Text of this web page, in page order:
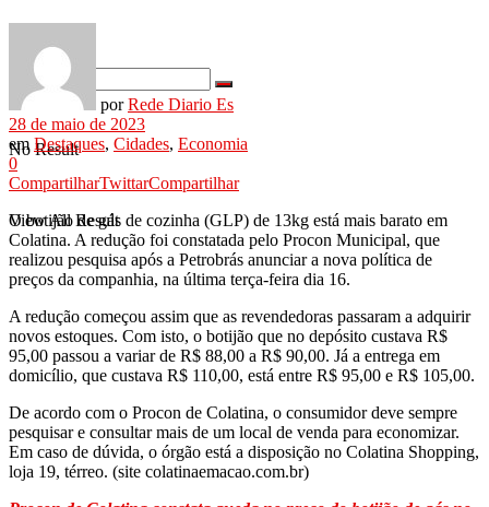
No Result
View All Result
por Rede Diario Es
28 de maio de 2023
em Destaques, Cidades, Economia
0
CompartilharTwittarCompartilhar
O botijão de gás de cozinha (GLP) de 13kg está mais barato em
Colatina. A redução foi constatada pelo Procon Municipal, que
realizou pesquisa após a Petrobrás anunciar a nova política de
preços da companhia, na última terça-feira dia 16.
A redução começou assim que as revendedoras passaram a adquirir
novos estoques. Com isto, o botijão que no depósito custava R$
95,00 passou a variar de R$ 88,00 a R$ 90,00. Já a entrega em
domicílio, que custava R$ 110,00, está entre R$ 95,00 e R$ 105,00.
De acordo com o Procon de Colatina, o consumidor deve sempre
pesquisar e consultar mais de um local de venda para economizar.
Em caso de dúvida, o órgão está a disposição no Colatina Shopping,
loja 19, térreo. (site colatinaemacao.com.br)